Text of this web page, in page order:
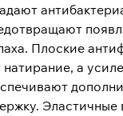
Плоские
а
Эластичные